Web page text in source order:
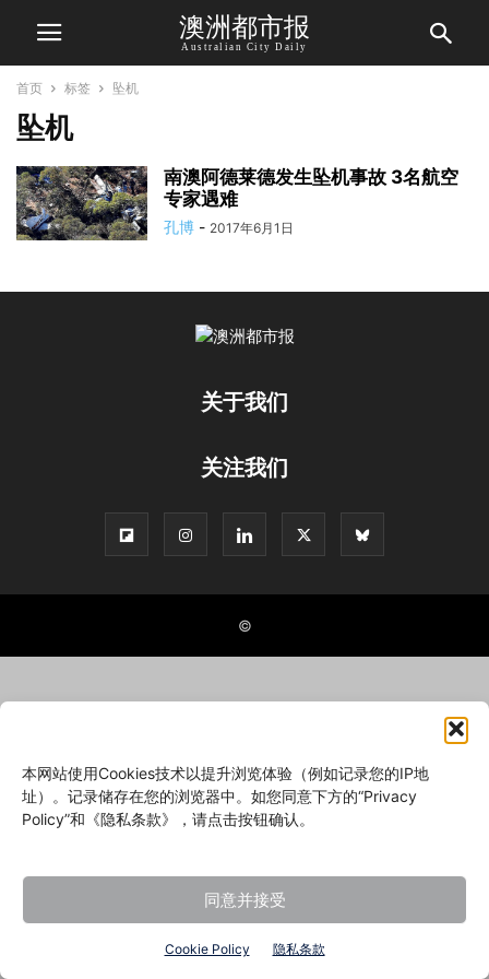
本网站使用Cookies技术以提升浏览体验（例如记录您的IP地
址）。记录储存在您的浏览器中。如您同意下方的“Privacy
Policy”和《隐私条款》，请点击按钮确认。
同意并接受
Cookie Policy 隐私条款
澳洲都市报
Australian City Daily
首页 标签 坠机
坠机
南澳阿德莱德发生坠机事故 3名航空
专家遇难
孔博 - 2017年6月1日
关于我们
关注我们
©